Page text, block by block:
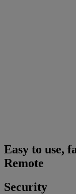
Easy to use,
Remote
Security